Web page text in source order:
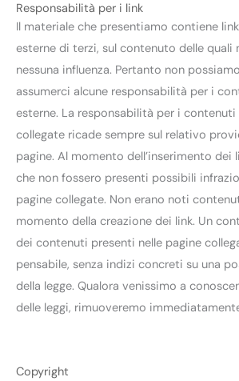
Responsabilità per i link
Il materiale che presentiamo contiene
esterne di terzi, sul contenuto delle quali
nessuna influenza. Pertanto non
assumerci alcune responsabilità per i
esterne. La responsabilità per i contenuti
collegate ricade sempre sul relativo
pagine. Al momento dell’inserimento dei
che non fossero presenti possibili
pagine collegate. Non erano noti
momento della creazione dei link. Un
dei contenuti presenti nelle pagine
pensabile, senza indizi concreti su una
della legge. Qualora venissimo a
delle leggi, rimuoveremo
Copyright